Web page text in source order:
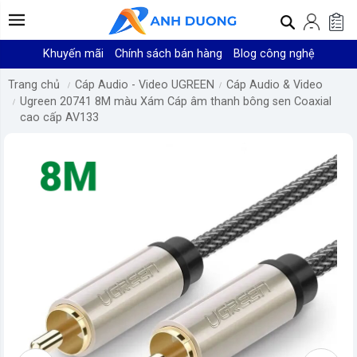
Khuyến mãi Chính sách bán hàng Blog công nghệ
Trang chủ Cáp Audio - Video UGREEN
Cáp Audio & Video
Ugreen 20741 8M màu Xám Cáp âm thanh bông sen Coaxial
cao cấp AV133